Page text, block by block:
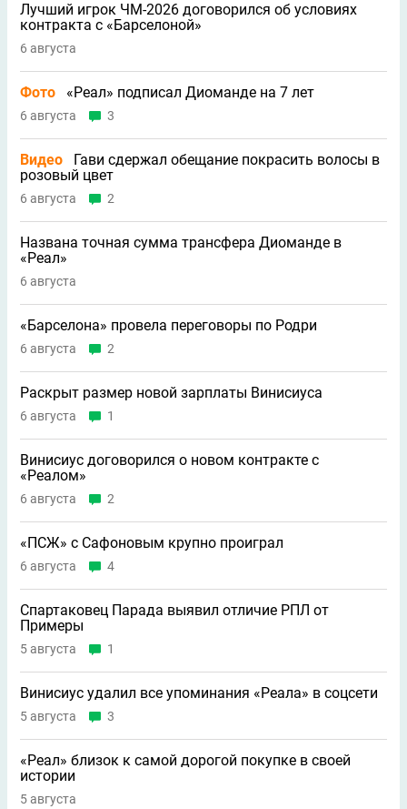
Лучший игрок ЧМ-2026 договорился об условиях
контракта с «Барселоной»
6 августа
Фото «Реал» подписал Диоманде на 7 лет
6 августа 3
Видео
Гави сдержал обещание покрасить волосы в
розовый цвет
6 августа 2
Названа точная сумма трансфера Диоманде в
«Реал»
6 августа
«Барселона» провела переговоры по Родри
6 августа 2
Раскрыт размер новой зарплаты Винисиуса
6 августа 1
Винисиус договорился о новом контракте с
«Реалом»
6 августа 2
«ПСЖ» с Сафоновым крупно проиграл
6 августа 4
Спартаковец Парада выявил отличие РПЛ от
Примеры
5 августа 1
Винисиус удалил все упоминания «Реала» в соцсети
5 августа 3
«Реал» близок к самой дорогой покупке в своей
истории
5 августа